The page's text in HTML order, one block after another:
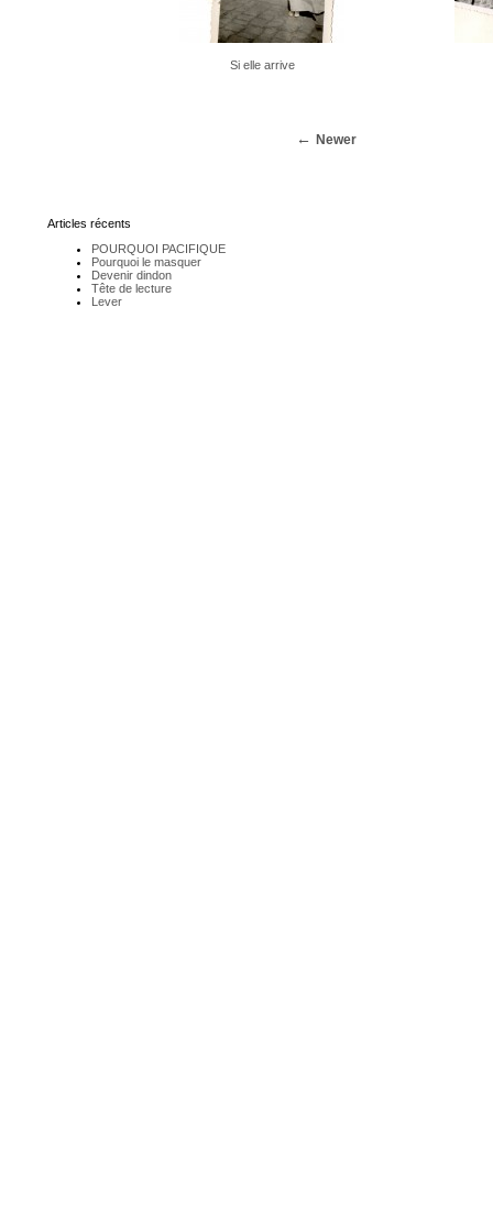
Si elle arrive
Newer
Articles récents
POURQUOI PACIFIQUE
Pourquoi le masquer
Devenir dindon
Tête de lecture
Lever